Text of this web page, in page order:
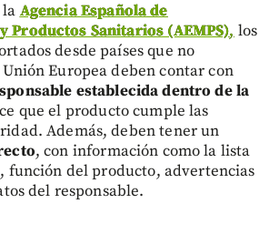
la Agencia Española de
Productos Sanitarios (AEMPS), los
desde países que no
Europea deben contar con
establecida dentro de la
que el producto cumple las
Además, deben tener un
, con información como la lista
función del producto, advertencias
del responsable.